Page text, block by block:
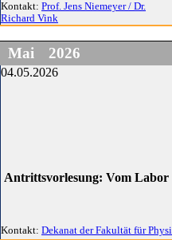
Kontakt: Prof. Jens Niemeyer / Dr.
Richard Vink
Mai 2026
04.05.2026
Antrittsvorlesung: Vom Labor
Kontakt: Dekanat der Fakultät für